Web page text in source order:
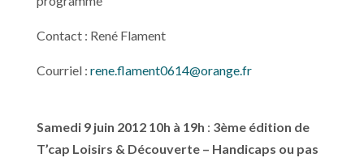
Contact : René Flament
Courriel : rene.flament0614@orange.fr
Samedi 9 juin 2012 10h à 19h : 3ème édition de
T’cap Loisirs & Découverte – Handicaps ou pas